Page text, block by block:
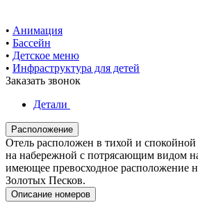
• Анимация
• Бассейн
• Детское меню
• Инфраструктура для детей
Заказать звонок
Детали
Расположение
Отель расположен в тихой и спокойной
на набережной с потрясающим видом
имеющее превосходное расположение
Золотых Песков.
Описание номеров